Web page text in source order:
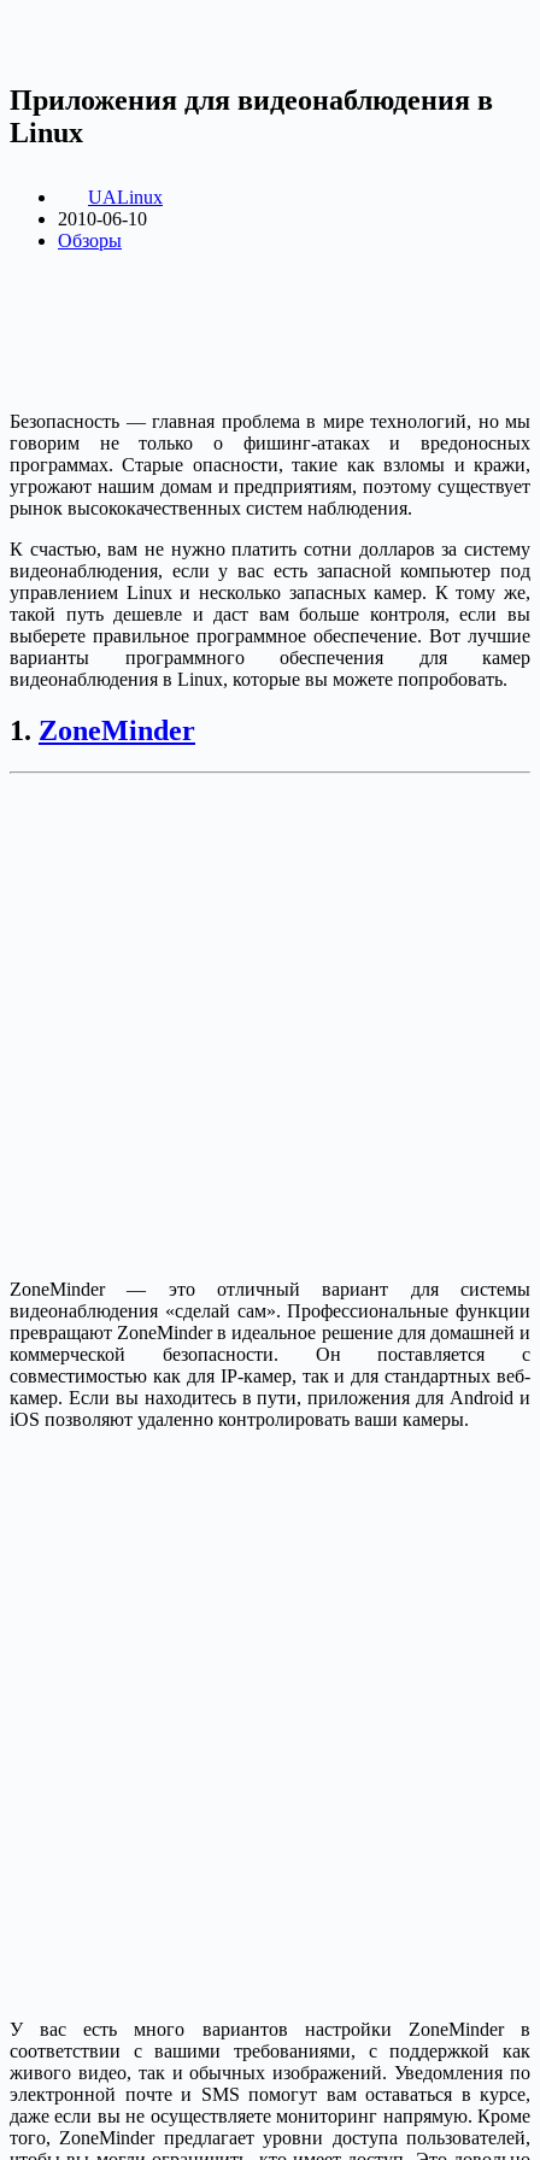
Приложения для видеонаблюдения в
Linux
UALinux
2010-06-10
Обзоры
Безопасность — главная проблема в мире технологий, но мы
говорим не только о фишинг-атаках и вредоносных
программах. Старые опасности, такие как взломы и кражи,
угрожают нашим домам и предприятиям, поэтому существует
рынок высококачественных систем наблюдения.
К счастью, вам не нужно платить сотни долларов за систему
видеонаблюдения, если у вас есть запасной компьютер под
управлением Linux и несколько запасных камер. К тому же,
такой путь дешевле и даст вам больше контроля, если вы
выберете правильное программное обеспечение. Вот лучшие
варианты программного обеспечения для камер
видеонаблюдения в Linux, которые вы можете попробовать.
1. ZoneMinder
ZoneMinder — это отличный вариант для системы
видеонаблюдения «сделай сам». Профессиональные функции
превращают ZoneMinder в идеальное решение для домашней и
коммерческой безопасности. Он поставляется с
совместимостью как для IP-камер, так и для стандартных веб-
камер. Если вы находитесь в пути, приложения для Android и
iOS позволяют удаленно контролировать ваши камеры.
У вас есть много вариантов настройки ZoneMinder в
соответствии с вашими требованиями, с поддержкой как
живого видео, так и обычных изображений. Уведомления по
электронной почте и SMS помогут вам оставаться в курсе,
даже если вы не осуществляете мониторинг напрямую. Кроме
того, ZoneMinder предлагает уровни доступа пользователей,